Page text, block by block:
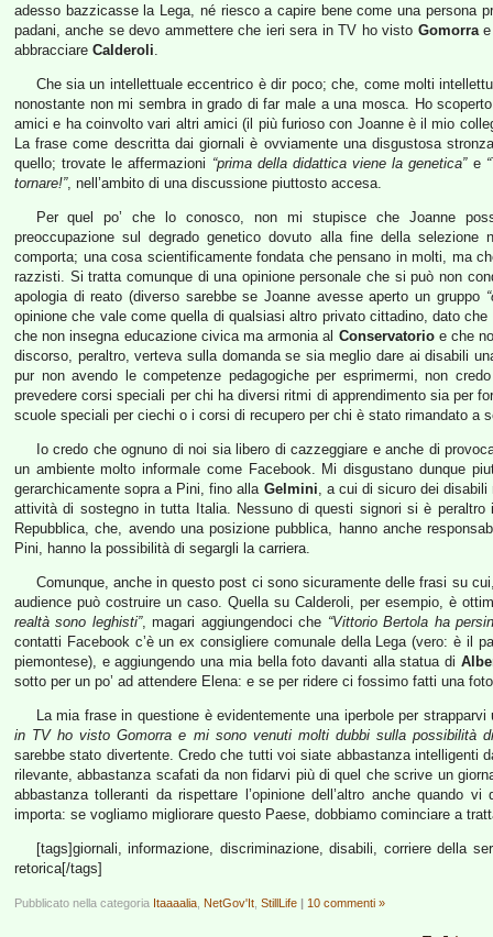
adesso bazzicasse la Lega, né riesco a capire bene come una persona
padani, anche se devo ammettere che ieri sera in TV ho visto Gomorrae
abbracciare Calderoli.
Che sia un intellettuale eccentrico è dir poco; che, come molti
nonostante non mi sembra in grado di far male a una mosca. Ho
amici e ha coinvolto vari altri amici (il più furioso con Joanne è il mio
La frase come descritta dai giornali è ovviamente una disgustosa
quello; trovate le affermazioni “prima della didattica viene la genetica”e
tornare!”, nell’ambito di una discussione piuttosto accesa.
Per quel po’ che lo conosco, non mi stupisce che Joanne
preoccupazione sul degrado genetico dovuto alla fine della
comporta; una cosa scientificamente fondata che pensano in molti, ma
razzisti. Si tratta comunque di una opinione personale che si può non
apologia di reato (diverso sarebbe se Joanne avesse aperto un gruppo
opinione che vale come quella di qualsiasi altro privato cittadino, dato
che non insegna educazione civica ma armonia al Conservatorioe che
discorso, peraltro, verteva sulla domanda se sia meglio dare ai disabili
pur non avendo le competenze pedagogiche per esprimermi, non
prevedere corsi speciali per chi ha diversi ritmi di apprendimento sia per
scuole speciali per ciechi o i corsi di recupero per chi è stato rimandato a
Io credo che ognuno di noi sia libero di cazzeggiare e anche di
un ambiente molto informale come Facebook. Mi disgustano dunque
gerarchicamente sopra a Pini, fino alla Gelmini, a cui di sicuro dei
attività di sostegno in tutta Italia. Nessuno di questi signori si è
Repubblica, che, avendo una posizione pubblica, hanno anche
Pini, hanno la possibilità di segargli la carriera.
Comunque, anche in questo post ci sono sicuramente delle frasi su
audience può costruire un caso. Quella su Calderoli, per esempio, è
realtà sono leghisti”, magari aggiungendoci che “Vittorio Bertola ha
contatti Facebook c’è un ex consigliere comunale della Lega (vero: è il
piemontese), e aggiungendo una mia bella foto davanti alla statua di
sotto per un po’ ad attendere Elena: e se per ridere ci fossimo fatti una
La mia frase in questione è evidentemente una iperbole per
in TV ho visto Gomorra e mi sono venuti molti dubbi sulla possibilità
sarebbe stato divertente. Credo che tutti voi siate abbastanza
rilevante, abbastanza scafati da non fidarvi più di quel che scrive un
abbastanza tolleranti da rispettare l’opinione dell’altro anche
importa: se vogliamo migliorare questo Paese, dobbiamo cominciare a
[tags]giornali, informazione, discriminazione, disabili, corriere della
retorica[/tags]
Pubblicato nella categoria Itaaaalia NetGov'It StillLife | 10 commenti »